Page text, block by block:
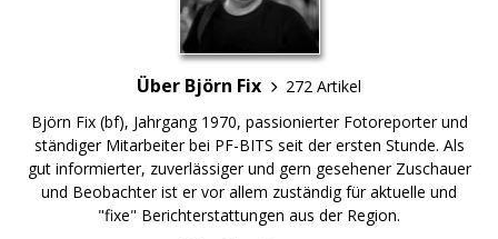
Über Björn Fix
272 Artikel
Björn Fix (bf), Jahrgang 1970, passionierter Fotoreporter und
ständiger Mitarbeiter bei PF-BITS seit der ersten Stunde. Als
gut informierter, zuverlässiger und gern gesehener Zuschauer
und Beobachter ist er vor allem zuständig für aktuelle und
"fixe" Berichterstattungen aus der Region.